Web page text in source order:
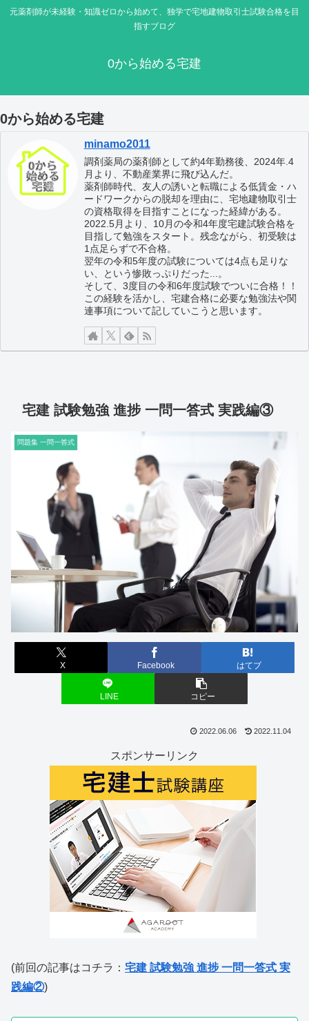
元薬剤師が未経験・知識ゼロから始めて、独学で宅地建物取引士試験合格を目
指すブログ
0から始める宅建
0から始める宅建
minamo2011
調剤薬局の薬剤師として約4年勤務後、2024年.4
月より、不動産業界に飛び込んだ。
薬剤師時代、友人の誘いと転職による低賃金・ハ
ードワークからの脱却を理由に、宅地建物取引士
の資格取得を目指すことになった経緯がある。
2022.5月より、10月の令和4年度宅建試験合格を
目指して勉強をスタート。残念ながら、初受験は
1点足らずで不合格。
翌年の令和5年度の試験については4点も足りな
い、という惨敗っぷりだった...。
そして、3度目の令和6年度試験でついに合格！！
この経験を活かし、宅建合格に必要な勉強法や関
連事項について記していこうと思います。
宅建 試験勉強 進捗 一問一答式 実践編③
問題集 一問一答式
X Facebook はてブ
LINE コピー
2022.06.06 2022.11.04
スポンサーリンク
(前回の記事はコチラ： 宅建 試験勉強 進捗 一問一答式 実
践編②)